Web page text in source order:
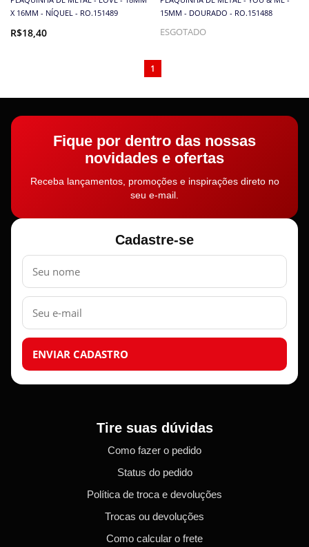
X 16MM - NÍQUEL - RO.151489
R$18,40
15MM - DOURADO - RO.151488
ESGOTADO
1
Fique por dentro das nossas
novidades e ofertas
Receba lançamentos, promoções e inspirações direto no
seu e-mail.
Cadastre-se
Nome
E-
mail
ENVIAR CADASTRO
Tire suas dúvidas
Como fazer o pedido
Status do pedido
Política de troca e devoluções
Trocas ou devoluções
Como calcular o frete